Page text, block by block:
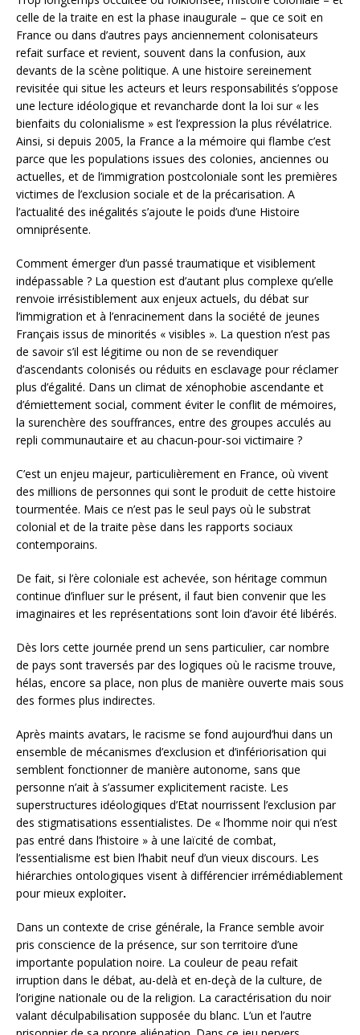
celle de la traite en est la phase inaugurale – que ce soit en
France ou dans d’autres pays anciennement colonisateurs
refait surface et revient, souvent dans la confusion, aux
devants de la scène politique. A une histoire sereinement
revisitée qui situe les acteurs et leurs responsabilités s’oppose
une lecture idéologique et revancharde dont la loi sur « les
bienfaits du colonialisme » est l’expression la plus révélatrice.
Ainsi, si depuis 2005, la France a la mémoire qui flambe c’est
parce que les populations issues des colonies, anciennes ou
actuelles, et de l’immigration postcoloniale sont les premières
victimes de l’exclusion sociale et de la précarisation. A
l’actualité des inégalités s’ajoute le poids d’une Histoire
omniprésente.
Comment émerger d’un passé traumatique et visiblement
indépassable ? La question est d’autant plus complexe qu’elle
renvoie irrésistiblement aux enjeux actuels, du débat sur
l’immigration et à l’enracinement dans la société de jeunes
Français issus de minorités « visibles ». La question n’est pas
de savoir s’il est légitime ou non de se revendiquer
d’ascendants colonisés ou réduits en esclavage pour réclamer
plus d’égalité. Dans un climat de xénophobie ascendante et
d’émiettement social, comment éviter le conflit de mémoires,
la surenchère des souffrances, entre des groupes acculés au
repli communautaire et au chacun-pour-soi victimaire ?
C’est un enjeu majeur, particulièrement en France, où vivent
des millions de personnes qui sont le produit de cette histoire
tourmentée. Mais ce n’est pas le seul pays où le substrat
colonial et de la traite pèse dans les rapports sociaux
contemporains.
De fait, si l’ère coloniale est achevée, son héritage commun
continue d’influer sur le présent, il faut bien convenir que les
imaginaires et les représentations sont loin d’avoir été libérés.
Dès lors cette journée prend un sens particulier, car nombre
de pays sont traversés par des logiques où le racisme trouve,
hélas, encore sa place, non plus de manière ouverte mais sous
des formes plus indirectes.
Après maints avatars, le racisme se fond aujourd’hui dans un
ensemble de mécanismes d’exclusion et d’infériorisation qui
semblent fonctionner de manière autonome, sans que
personne n’ait à s’assumer explicitement raciste. Les
superstructures idéologiques d’Etat nourrissent l’exclusion par
des stigmatisations essentialistes. De « l’homme noir qui n’est
pas entré dans l’histoire » à une laïcité de combat,
l’essentialisme est bien l’habit neuf d’un vieux discours. Les
hiérarchies ontologiques visent à différencier irrémédiablement
pour mieux exploiter.
Dans un contexte de crise générale, la France semble avoir
pris conscience de la présence, sur son territoire d’une
importante population noire. La couleur de peau refait
irruption dans le débat, au-delà et en-deçà de la culture, de
l’origine nationale ou de la religion. La caractérisation du noir
valant déculpabilisation supposée du blanc. L’un et l’autre